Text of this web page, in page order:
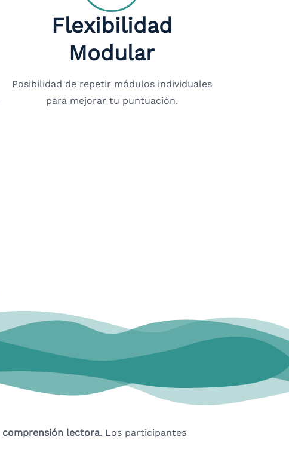
Flexibilidad
Modular
Posibilidad de repetir módulos individuales
para mejorar tu puntuación.
comprensión lectora. Los participantes